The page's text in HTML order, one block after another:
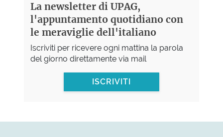
La newsletter di UPAG,
l'appuntamento quotidiano con
le meraviglie dell'italiano
Iscriviti per ricevere ogni mattina la parola
del giorno direttamente via mail
ISCRIVITI